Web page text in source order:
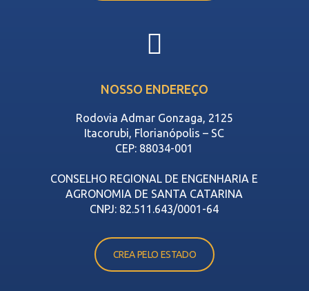
NOSSO ENDEREÇO
Rodovia Admar Gonzaga, 2125
Itacorubi, Florianópolis – SC
CEP: 88034-001
CONSELHO REGIONAL DE ENGENHARIA E
AGRONOMIA DE SANTA CATARINA
CNPJ: 82.511.643/0001-64
CREA PELO ESTADO